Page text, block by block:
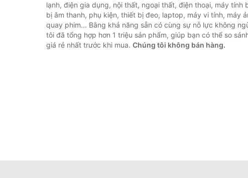
lạnh, điện gia dụng, nội thất, ngoại thất, điện thoại, máy tính
bị âm thanh, phụ kiện, thiết bị đeo, laptop, máy vi tính, máy
quay phim... Bằng khả năng sẵn có cùng sự nỗ lực không
tôi đã tổng hợp hơn 1 triệu sản phẩm, giúp bạn có thể so
giá rẻ nhất trước khi mua. Chúng tôi không bán hàng.